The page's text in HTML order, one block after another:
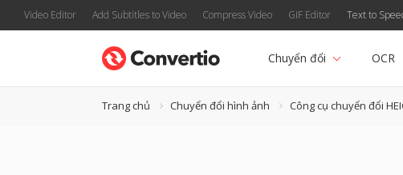
Video Editor Add Subtitles to Video Compress Video GIF Editor Text to
Chuyển đổi OCR
Trang chủ Chuyển đổi hình ảnh Công cụ chuyển đổi